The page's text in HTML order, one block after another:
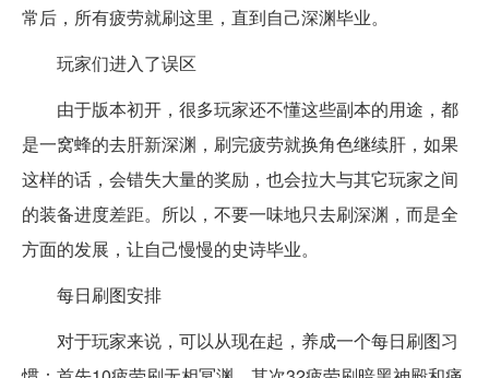
常后，所有疲劳就刷这里，直到自己深渊毕业。
玩家们进入了误区
由于版本初开，很多玩家还不懂这些副本的用途，都
是一窝蜂的去肝新深渊，刷完疲劳就换角色继续肝，如果
这样的话，会错失大量的奖励，也会拉大与其它玩家之间
的装备进度差距。所以，不要一味地只去刷深渊，而是全
方面的发展，让自己慢慢的史诗毕业。
每日刷图安排
对于玩家来说，可以从现在起，养成一个每日刷图习